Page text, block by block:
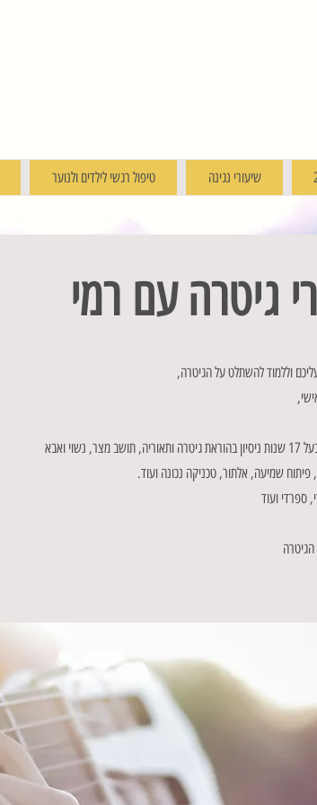
טיפול רגשי לילדים ולנוער שיעורי נגינה
גיטרה עם רמי
וללמוד להשתלט על הגיטרה,
פיתוח שמיעה, אלתור, טכניקה נכונה ועוד.
ספרדי ועוד